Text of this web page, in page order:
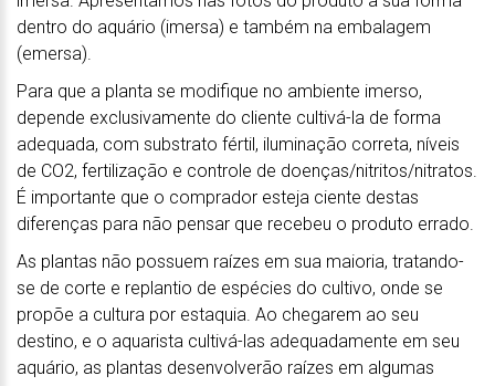
dentro do aquário (imersa) e também na embalagem
(emersa).
Para que a planta se modifique no ambiente imerso,
depende exclusivamente do cliente cultivá-la de forma
adequada, com substrato fértil, iluminação correta, níveis
de CO2, fertilização e controle de doenças/nitritos/nitratos.
É importante que o comprador esteja ciente destas
diferenças para não pensar que recebeu o produto errado.
As plantas não possuem raízes em sua maioria, tratando-
se de corte e replantio de espécies do cultivo, onde se
propõe a cultura por estaquia. Ao chegarem ao seu
destino, e o aquarista cultivá-las adequadamente em seu
aquário, as plantas desenvolverão raízes em algumas